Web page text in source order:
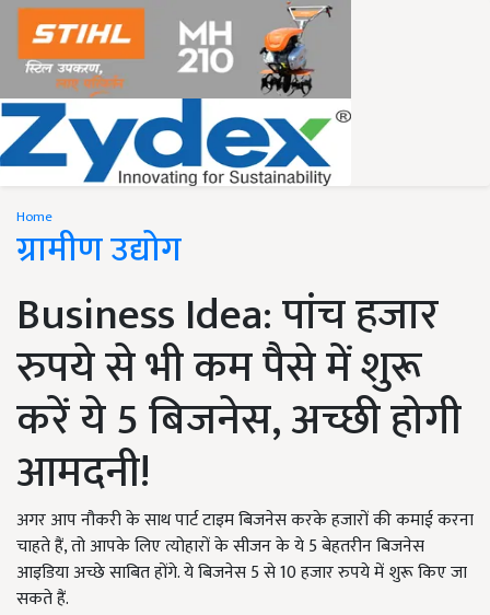
Home
ग्रामीण उद्योग
Business Idea: पांच हजार
रुपये से भी कम पैसे में शुरू
करें ये 5 बिजनेस, अच्छी होगी
आमदनी!
अगर आप नौकरी के साथ पार्ट टाइम बिजनेस करके हजारों की कमाई करना
चाहते हैं, तो आपके लिए त्योहारों के सीजन के ये 5 बेहतरीन बिजनेस
आइडिया अच्छे साबित होंगे. ये बिजनेस 5 से 10 हजार रुपये में शुरू किए जा
सकते हैं.